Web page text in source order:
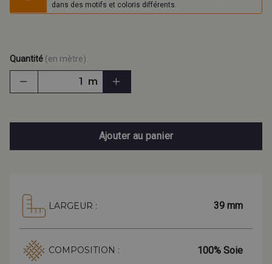
dans des motifs et coloris différents.
Quantité (en mètre)
m
Ajouter au panier
LARGEUR : 39 mm
COMPOSITION : 100% Soie